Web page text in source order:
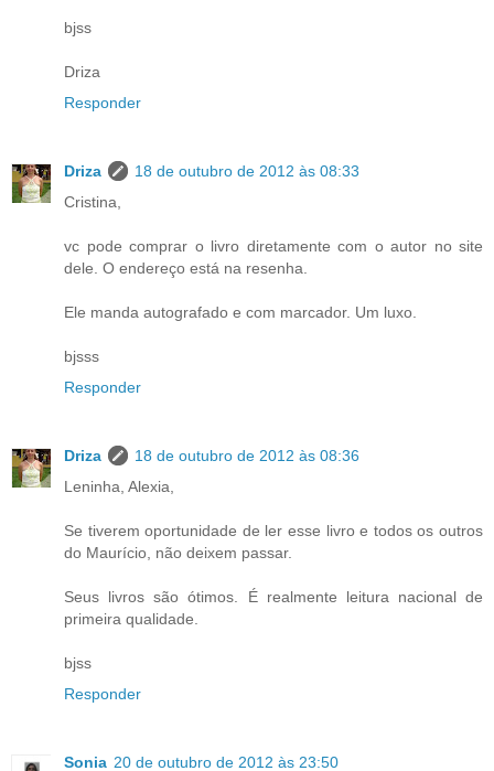
bjss
Driza
Responder
Driza
18 de outubro de 2012 às 08:33
Cristina,
vc pode comprar o livro diretamente com o autor no site
dele. O endereço está na resenha.
Ele manda autografado e com marcador. Um luxo.
bjsss
Responder
Driza
18 de outubro de 2012 às 08:36
Leninha, Alexia,
Se tiverem oportunidade de ler esse livro e todos os outros
do Maurício, não deixem passar.
Seus livros são ótimos. É realmente leitura nacional de
primeira qualidade.
bjss
Responder
Sonia 20 de outubro de 2012 às 23:50